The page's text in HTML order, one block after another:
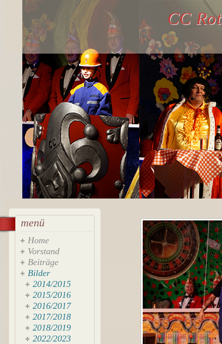
CC
menü
Home
Vorstand
Beiträge
Bilder
2014/2015
2015/2016
2016/2017
2017/2018
2018/2019
2022/2023